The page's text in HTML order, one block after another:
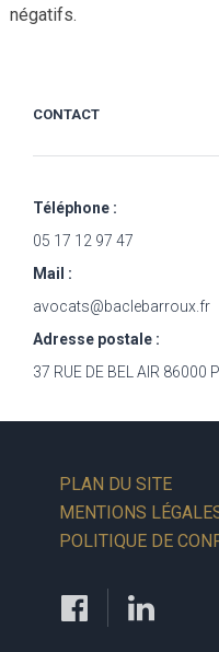
négatifs.
CONTACT
Téléphone :
05 17 12 97 47
Mail :
avocats@baclebarroux.fr
Adresse postale :
37 RUE DE BEL AIR 86000
PLAN DU SITE
MENTIONS
POLITIQUE DE